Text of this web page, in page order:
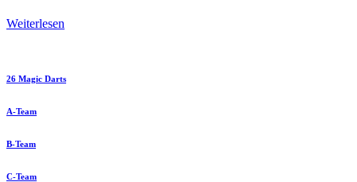
Weiterlesen
26 Magic Darts
A-Team
B-Team
C-Team